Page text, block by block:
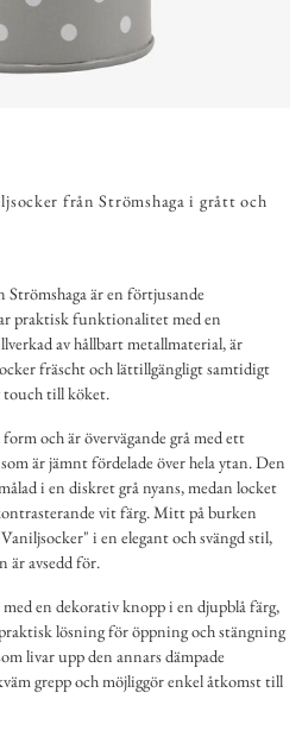
från Strömshaga i grått och
är en förtjusande
praktisk funktionalitet med en
av hållbart metallmaterial, är
fräscht och lättillgängligt samtidigt
touch till köket.
och är övervägande grå med ett
är jämnt fördelade över hela ytan. Den
i en diskret grå nyans, medan locket
vit färg. Mitt på burken
i en elegant och svängd stil,
är avsedd för.
en dekorativ knopp i en djupblå färg,
lösning för öppning och stängning
livar upp den annars dämpade
grepp och möjliggör enkel åtkomst till